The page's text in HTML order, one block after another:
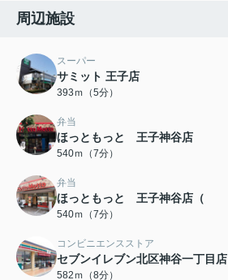
周辺施設
スーパー
サミット 王子店
393ｍ（5分）
弁当
ほっともっと 王子神谷店
540ｍ（7分）
弁当
ほっともっと 王子神谷店（
540ｍ（7分）
コンビニエンスストア
セブンイレブン北区神谷一丁目店
582ｍ（8分）